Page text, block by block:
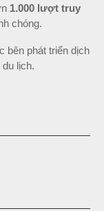
1.000 lượt truy
chóng.
bên phát triển dịch
lịch.